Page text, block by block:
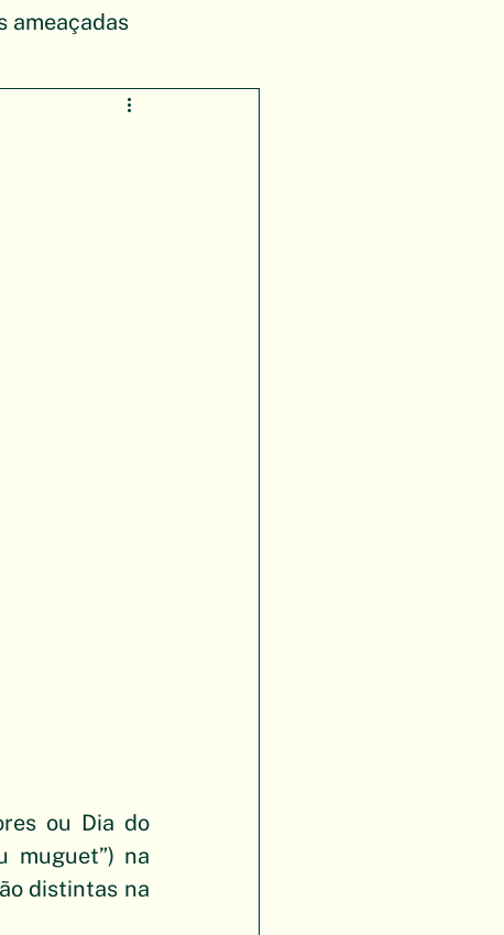
ameaçadas
ou Dia do
muguet”) na
distintas na